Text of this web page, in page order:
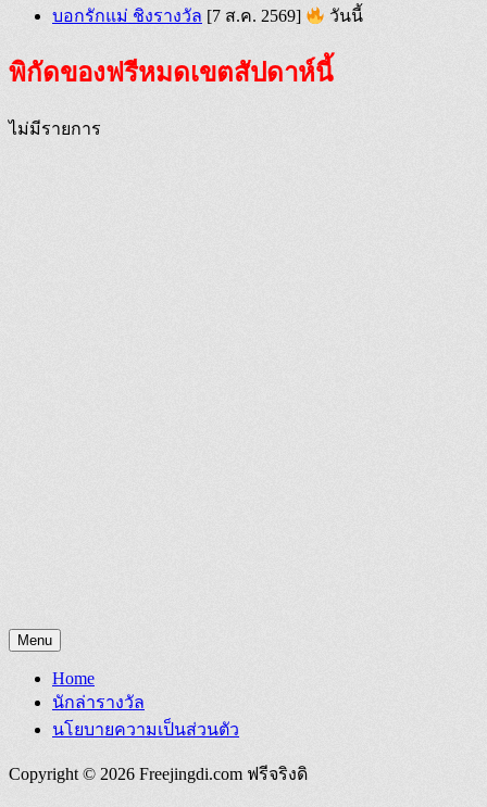
บอกรักแม่ ชิงรางวัล [7 ส.ค. 2569] วันนี้
พิกัดของฟรีหมดเขตสัปดาห์นี้
ไม่มีรายการ
Menu
Home
นักล่ารางวัล
นโยบายความเป็นส่วนตัว
Copyright © 2026 Freejingdi.com ฟรีจริงดิ